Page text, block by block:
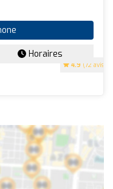
4.9 (72 avis)
Horaires